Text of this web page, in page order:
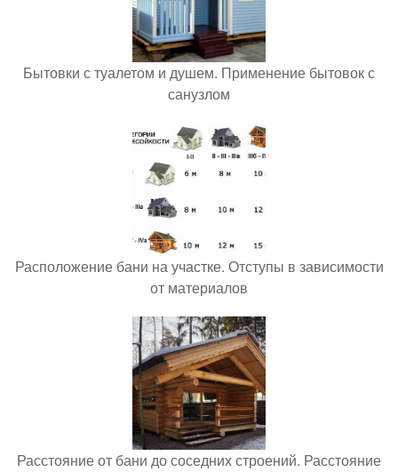
Бытовки с туалетом и душем. Применение бытовок с
санузлом
Расположение бани на участке. Отступы в зависимости
от материалов
Расстояние от бани до соседних строений. Расстояние